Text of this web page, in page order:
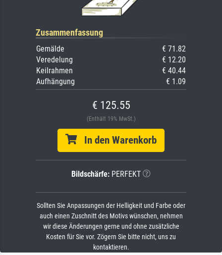
Zusammenfassung
Gemälde
€ 71.82
Veredelung
€ 12.20
Keilrahmen
€ 40.44
Aufhängung
€ 1.09
€ 125.55
(Enthält 19% MwSt.)
In den Warenkorb
Bildschärfe: PERFEKT
Sollten Sie Anpassungen der Helligkeit und Farbe oder
auch einen Zuschnitt des Motivs wünschen, nehmen
wir diese Änderungen gerne und ohne zusätzliche
Kosten für Sie vor. Zögern Sie bitte nicht, uns zu
kontaktieren.